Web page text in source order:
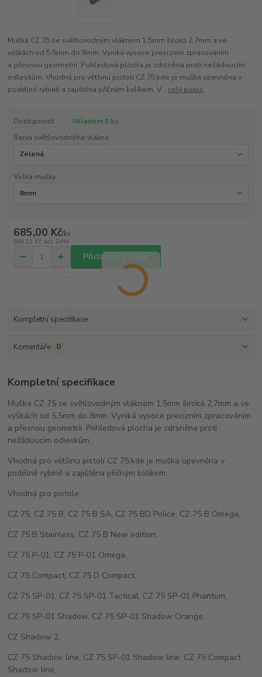
Muška CZ 75 se světlovodným vláknem 1,5mm široká 2,7mm a ve
výškách od 5,5mm do 8mm. Vyniká vysoce precizním zpracováním
a přesnou geometrií. Pohledová plocha je zdrsněna proti nežádoucím
odleskům. Vhodná pro většinu pistolí CZ 75,kde je muška upevněna v
podélné rybině a zajištěna příčným kolíkem. V... celý popis
Dostupnost
Skladem 5 ks
Barva světlovodného vlákna
Výška mušky
685,00 Kč/ks
566,12 Kč bez DPH
Přidat do košíku
Kompletní specifikace
Komentáře 0
Kompletní specifikace
Muška CZ 75 se světlovodným vláknem 1,5mm široká 2,7mm a ve
výškách od 5,5mm do 8mm. Vyniká vysoce precizním zpracováním
a přesnou geometrií. Pohledová plocha je zdrsněna proti
nežádoucím odleskům.
Vhodná pro většinu pistolí CZ 75,kde je muška upevněna v
podélné rybině a zajištěna příčným kolíkem.
Vhodná pro pistole:
CZ 75, CZ 75 B, CZ 75 B SA, CZ 75 BD Police, CZ 75 B Omega,
CZ 75 B Stainless, CZ 75 B New edition,
CZ 75 P-01, CZ 75 P-01 Omega,
CZ 75 Compact, CZ 75 D Compact,
CZ 75 SP-01, CZ 75 SP-01 Tactical, CZ 75 SP-01 Phantom,
CZ 75 SP-01 Shadow, CZ 75 SP-01 Shadow Orange,
CZ Shadow 2,
CZ 75 Shadow line, CZ 75 SP-01 Shadow line, CZ 75 Compact
Shadow line,